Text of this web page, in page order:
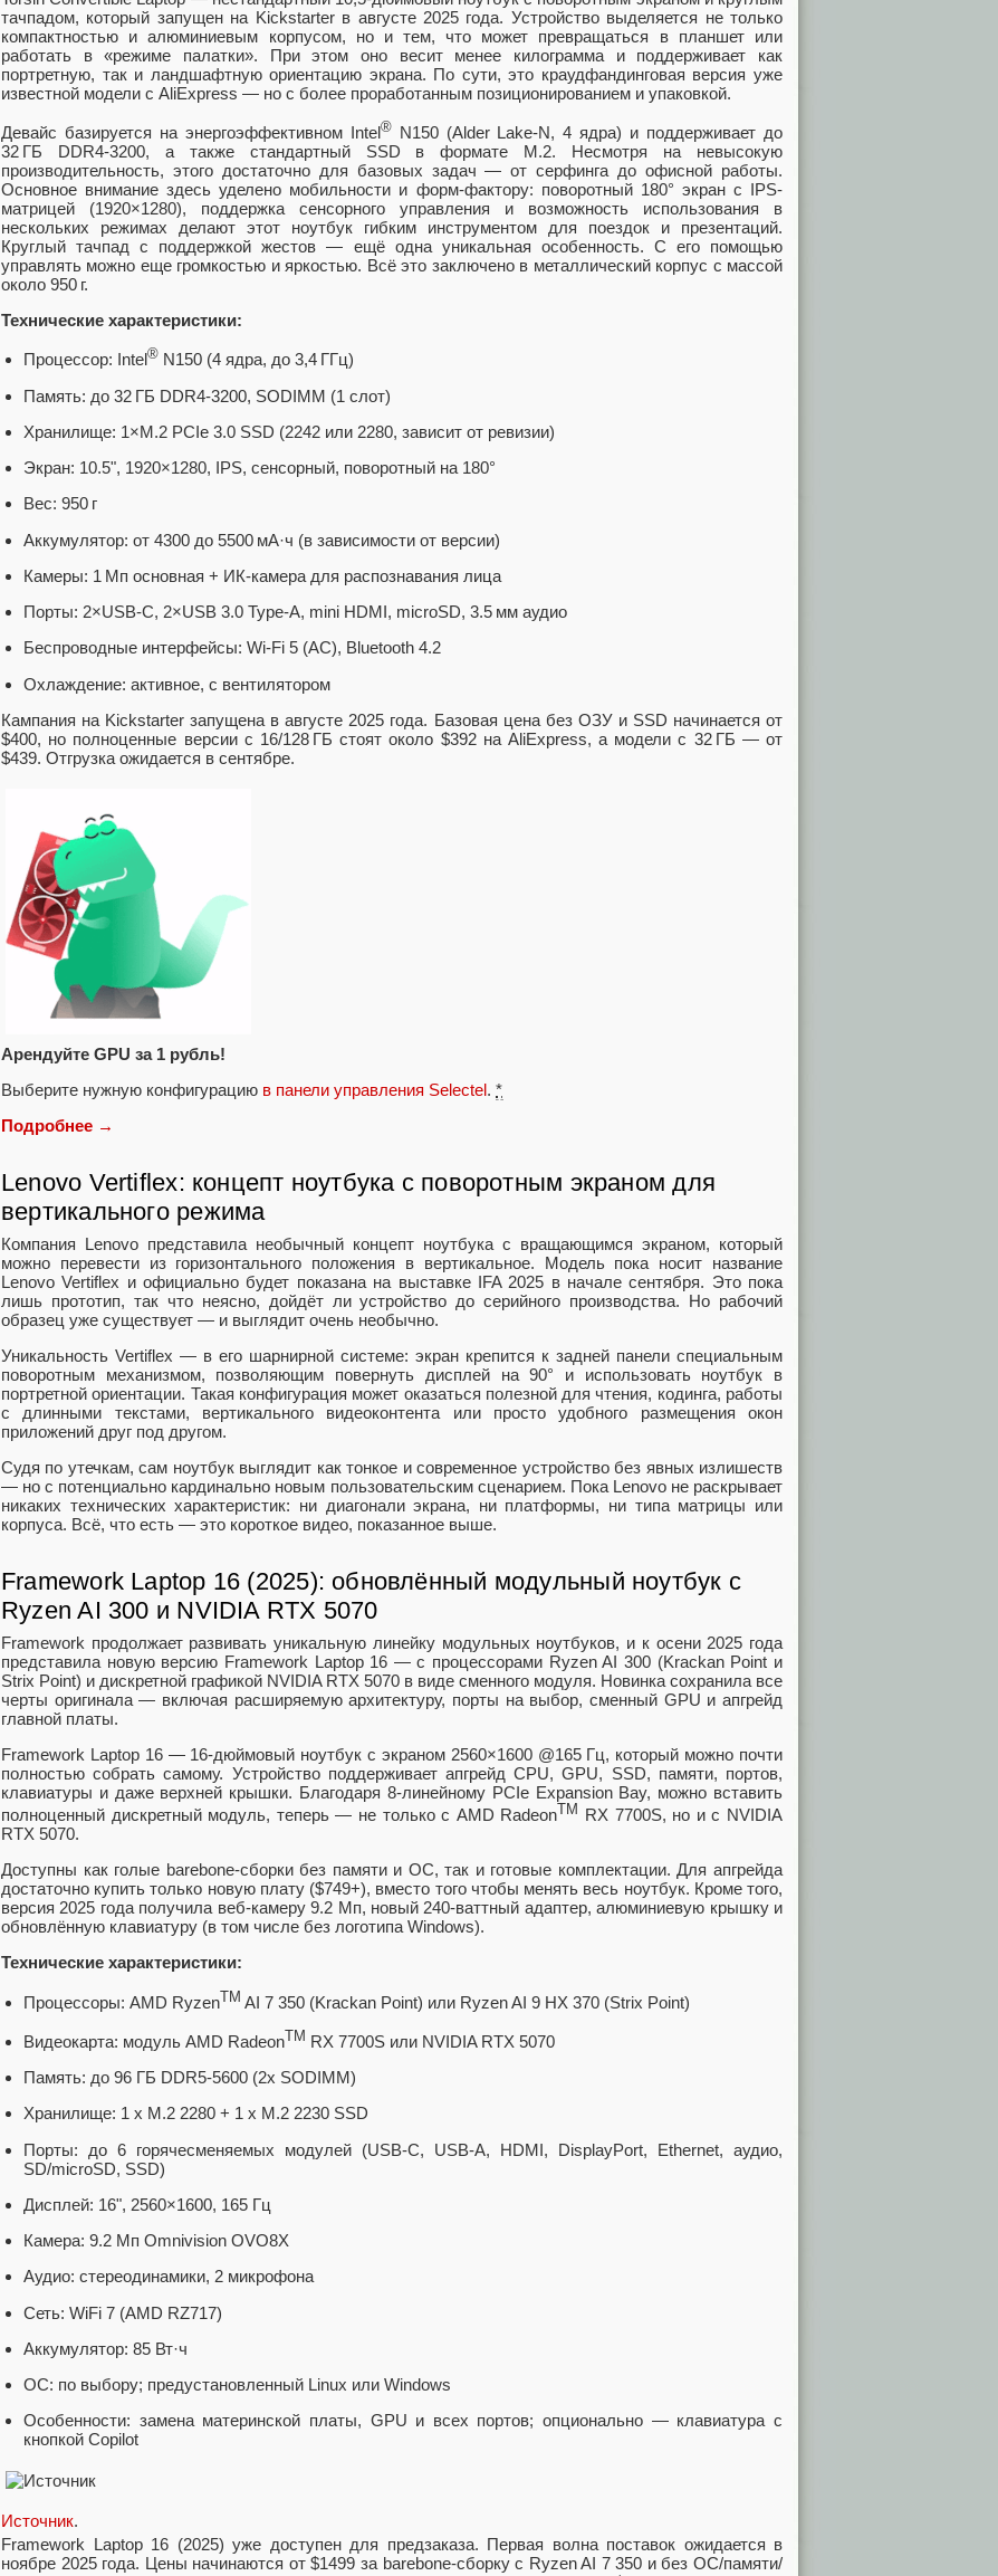
тачпадом, который запущен на Kickstarter в августе 2025 года. Устройство выделяется не только
компактностью и алюминиевым корпусом, но и тем, что может превращаться в планшет или
работать в «режиме палатки». При этом оно весит менее килограмма и поддерживает как
портретную, так и ландшафтную ориентацию экрана. По сути, это краудфандинговая версия уже
известной модели с AliExpress — но с более проработанным позиционированием и упаковкой.
Девайс базируется на энергоэффективном Intel®N150 (Alder Lake-N, 4 ядра) и поддерживает до
32 ГБ DDR4-3200, а также стандартный SSD в формате M.2. Несмотря на невысокую
производительность, этого достаточно для базовых задач — от серфинга до офисной работы.
Основное внимание здесь уделено мобильности и форм-фактору: поворотный 180° экран с IPS-
матрицей (1920×1280), поддержка сенсорного управления и возможность использования в
нескольких режимах делают этот ноутбук гибким инструментом для поездок и презентаций.
Круглый тачпад с поддержкой жестов — ещё одна уникальная особенность. С его помощью
управлять можно еще громкостью и яркостью. Всё это заключено в металлический корпус с массой
около 950 г.
Технические характеристики:
Процессор: Intel® N150 (4 ядра, до 3,4 ГГц)
Память: до 32 ГБ DDR4-3200, SODIMM (1 слот)
Хранилище: 1×M.2 PCIe 3.0 SSD (2242 или 2280, зависит от ревизии)
Экран: 10.5", 1920×1280, IPS, сенсорный, поворотный на 180°
Вес: 950 г
Аккумулятор: от 4300 до 5500 мА·ч (в зависимости от версии)
Камеры: 1 Мп основная + ИК-камера для распознавания лица
Порты: 2×USB-C, 2×USB 3.0 Type-A, mini HDMI, microSD, 3.5 мм аудио
Беспроводные интерфейсы: Wi-Fi 5 (AC), Bluetooth 4.2
Охлаждение: активное, с вентилятором
Кампания на Kickstarter запущена в августе 2025 года. Базовая цена без ОЗУ и SSD начинается от
$400, но полноценные версии с 16/128 ГБ стоят около $392 на AliExpress, а модели с 32 ГБ — от
$439. Отгрузка ожидается в сентябре.
Арендуйте GPU за 1 рубль!
Выберите нужную конфигурацию в панели управления Selectel. *
Подробнее →
Lenovo Vertiflex: концепт ноутбука с поворотным экраном для
вертикального режима
Компания Lenovo представила необычный концепт ноутбука с вращающимся экраном, который
можно перевести из горизонтального положения в вертикальное. Модель пока носит название
Lenovo Vertiflex и официально будет показана на выставке IFA 2025 в начале сентября. Это пока
лишь прототип, так что неясно, дойдёт ли устройство до серийного производства. Но рабочий
образец уже существует — и выглядит очень необычно.
Уникальность Vertiflex — в его шарнирной системе: экран крепится к задней панели специальным
поворотным механизмом, позволяющим повернуть дисплей на 90° и использовать ноутбук в
портретной ориентации. Такая конфигурация может оказаться полезной для чтения, кодинга, работы
с длинными текстами, вертикального видеоконтента или просто удобного размещения окон
приложений друг под другом.
Судя по утечкам, сам ноутбук выглядит как тонкое и современное устройство без явных излишеств
— но с потенциально кардинально новым пользовательским сценарием. Пока Lenovo не раскрывает
никаких технических характеристик: ни диагонали экрана, ни платформы, ни типа матрицы или
корпуса. Всё, что есть — это короткое видео, показанное выше.
Framework Laptop 16 (2025): обновлённый модульный ноутбук с
Ryzen AI 300 и NVIDIA RTX 5070
Framework продолжает развивать уникальную линейку модульных ноутбуков, и к осени 2025 года
представила новую версию Framework Laptop 16 — с процессорами Ryzen AI 300 (Krackan Point и
Strix Point) и дискретной графикой NVIDIA RTX 5070 в виде сменного модуля. Новинка сохранила все
черты оригинала — включая расширяемую архитектуру, порты на выбор, сменный GPU и апгрейд
главной платы.
Framework Laptop 16 — 16-дюймовый ноутбук с экраном 2560×1600 @165 Гц, который можно почти
полностью собрать самому. Устройство поддерживает апгрейд CPU, GPU, SSD, памяти, портов,
клавиатуры и даже верхней крышки. Благодаря 8-линейному PCIe Expansion Bay, можно вставить
полноценный дискретный модуль, теперь — не только с AMD RadeonTM
RX 7700S, но и с NVIDIA
RTX 5070.
Доступны как голые barebone-сборки без памяти и ОС, так и готовые комплектации. Для апгрейда
достаточно купить только новую плату ($749+), вместо того чтобы менять весь ноутбук. Кроме того,
версия 2025 года получила веб-камеру 9.2 Мп, новый 240-ваттный адаптер, алюминиевую крышку и
обновлённую клавиатуру (в том числе без логотипа Windows).
Технические характеристики:
Процессоры: AMD RyzenTM AI 7 350 (Krackan Point) или Ryzen AI 9 HX 370 (Strix Point)
Видеокарта: модуль AMD Radeon TM RX 7700S или NVIDIA RTX 5070
Память: до 96 ГБ DDR5-5600 (2x SODIMM)
Хранилище: 1 x M.2 2280 + 1 x M.2 2230 SSD
Порты: до 6 горячесменяемых модулей (USB-C, USB-A, HDMI, DisplayPort, Ethernet, аудио,
SD/microSD, SSD)
Дисплей: 16", 2560×1600, 165 Гц
Камера: 9.2 Мп Omnivision OVO8X
Аудио: стереодинамики, 2 микрофона
Сеть: WiFi 7 (AMD RZ717)
Аккумулятор: 85 Вт·ч
ОС: по выбору; предустановленный Linux или Windows
Особенности: замена материнской платы, GPU и всех портов; опционально — клавиатура с
кнопкой Copilot
Источник.
Framework Laptop 16 (2025) уже доступен для предзаказа. Первая волна поставок ожидается в
ноябре 2025 года. Цены начинаются от $1499 за barebone-сборку с Ryzen AI 7 350 и без ОС/памяти/